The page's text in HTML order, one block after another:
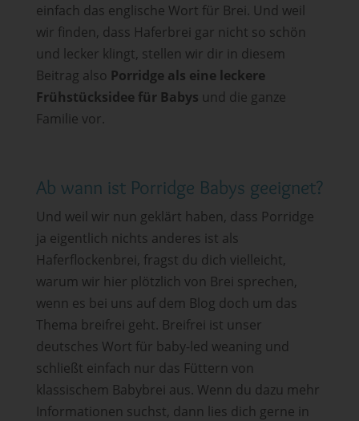
einfach das englische Wort für Brei. Und weil
wir finden, dass Haferbrei gar nicht so schön
und lecker klingt, stellen wir dir in diesem
Beitrag also Porridge als eine leckere
Frühstücksidee für Babys und die ganze
Familie vor.
Ab wann ist Porridge Babys geeignet?
Und weil wir nun geklärt haben, dass Porridge
ja eigentlich nichts anderes ist als
Haferflockenbrei, fragst du dich vielleicht,
warum wir hier plötzlich von Brei sprechen,
wenn es bei uns auf dem Blog doch um das
Thema breifrei geht. Breifrei ist unser
deutsches Wort für baby-led weaning und
schließt einfach nur das Füttern von
klassischem Babybrei aus. Wenn du dazu mehr
Informationen suchst, dann lies dich gerne in